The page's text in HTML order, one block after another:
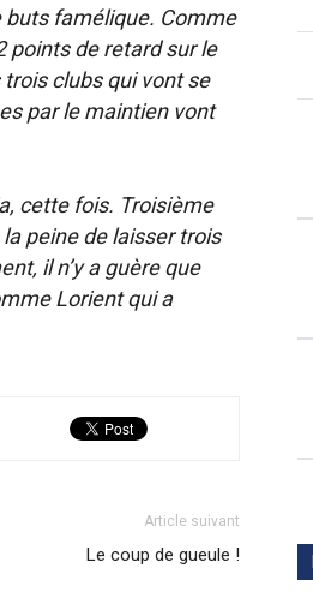
buts famélique. Comme
points de retard sur le
clubs qui vont se
par le maintien vont
cette fois. Troisième
peine de laisser trois
il n’y a guère que
Lorient qui a
Article suivant
Le coup de gueule !